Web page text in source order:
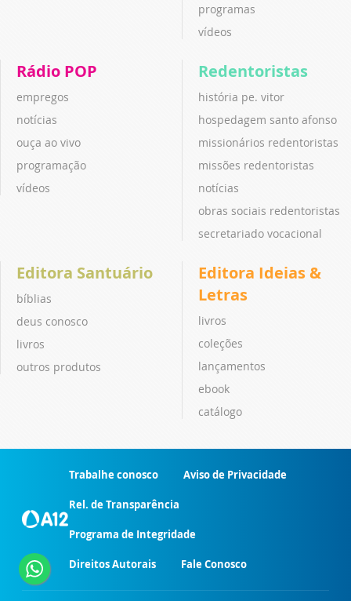
programas
vídeos
Rádio POP
empregos
notícias
ouça ao vivo
programação
vídeos
Redentoristas
história pe. vitor
hospedagem santo afonso
missionários redentoristas
missões redentoristas
notícias
obras sociais redentoristas
secretariado vocacional
Editora Santuário
bíblias
deus conosco
livros
outros produtos
Editora Ideias &
Letras
livros
coleções
lançamentos
ebook
catálogo
Trabalhe conosco Aviso de Privacidade
Rel. de Transparência
Programa de Integridade
Direitos Autorais Fale Conosco